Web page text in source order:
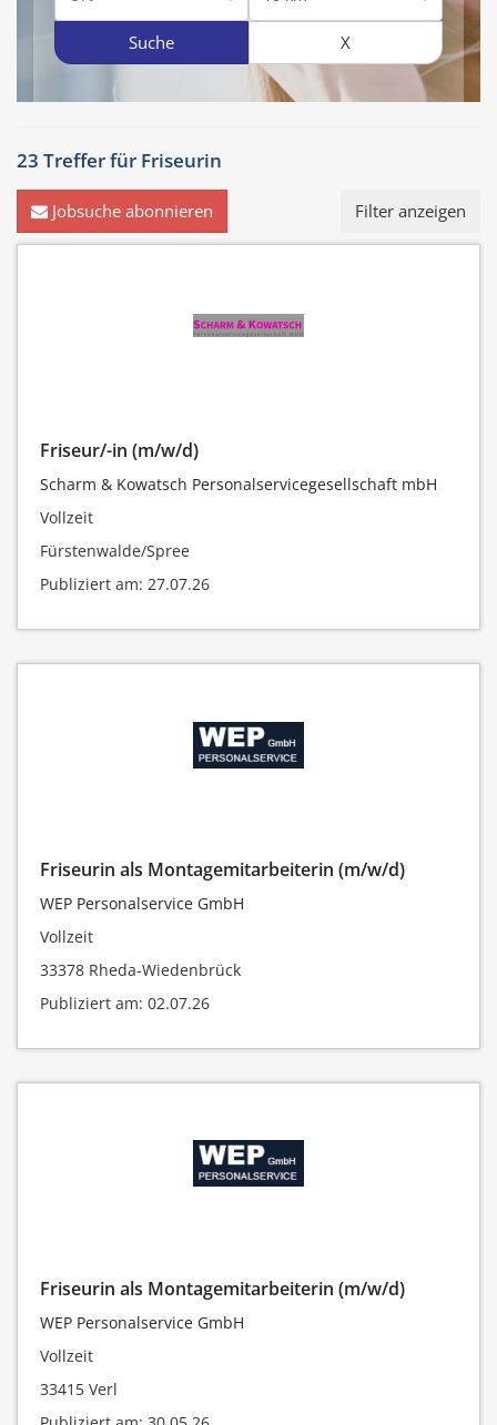
Suche X
23 Treffer für Friseurin
Filter anzeigen
Jobsuche abonnieren
Friseur/-in (m/w/d)
Scharm & Kowatsch Personalservicegesellschaft mbH
Vollzeit
Fürstenwalde/Spree
Publiziert am: 27.07.26
Friseurin als Montagemitarbeiterin (m/w/d)
WEP Personalservice GmbH
Vollzeit
33378 Rheda-Wiedenbrück
Publiziert am: 02.07.26
Friseurin als Montagemitarbeiterin (m/w/d)
WEP Personalservice GmbH
Vollzeit
33415 Verl